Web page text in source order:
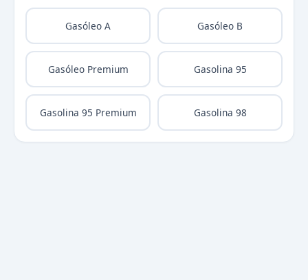
Gasóleo A Gasóleo B
Gasóleo Premium Gasolina 95
Gasolina 95 Premium Gasolina 98